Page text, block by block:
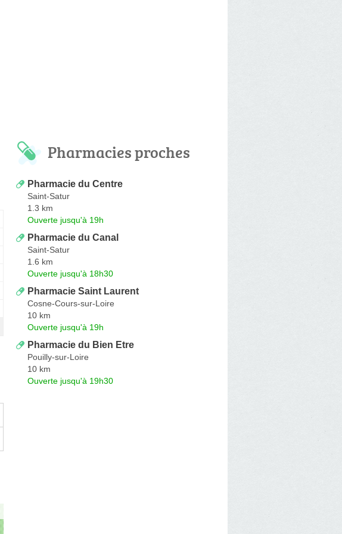
Pharmacies proches
Pharmacie du Centre
Saint-Satur
1.3 km
Ouverte jusqu'à 19h
Pharmacie du Canal
Saint-Satur
1.6 km
Ouverte jusqu'à 18h30
Pharmacie Saint Laurent
Cosne-Cours-sur-Loire
10 km
Ouverte jusqu'à 19h
Pharmacie du Bien Etre
Pouilly-sur-Loire
10 km
Ouverte jusqu'à 19h30